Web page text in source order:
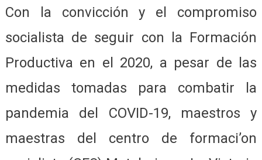
Con la convicción y el compromiso
socialista de seguir con la Formación
Productiva en el 2020, a pesar de las
medidas tomadas para combatir la
pandemia del COVID-19, maestros y
maestras del centro de formaci’on